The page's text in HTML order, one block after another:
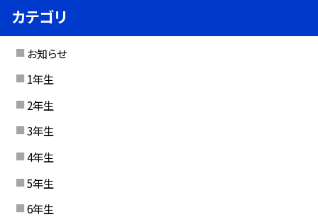
カテゴリ
お知らせ
1年生
2年生
3年生
4年生
5年生
6年生